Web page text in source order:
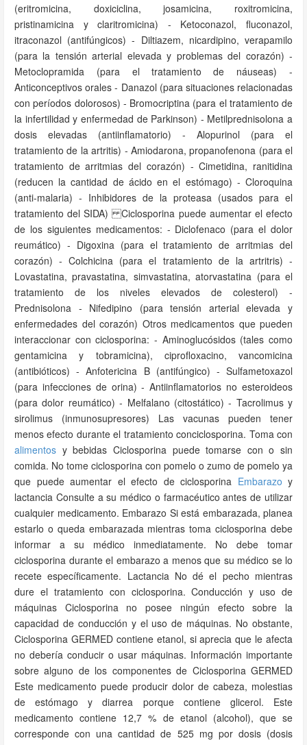
(eritromicina, doxiciclina, josamicina, roxitromicina,
pristinamicina y claritromicina) - Ketoconazol, fluconazol,
itraconazol (antifúngicos) - Diltiazem, nicardipino, verapamilo
(para la tensión arterial elevada y problemas del corazón) -
Metoclopramida (para el tratamiento de náuseas) -
Anticonceptivos orales - Danazol (para situaciones relacionadas
con períodos dolorosos) - Bromocriptina (para el tratamiento de
la infertilidad y enfermedad de Parkinson) - Metilprednisolona a
dosis elevadas (antiinflamatorio) - Alopurinol (para el
tratamiento de la artritis) - Amiodarona, propanofenona (para el
tratamiento de arritmias del corazón) - Cimetidina, ranitidina
(reducen la cantidad de ácido en el estómago) - Cloroquina
(anti-malaria) - Inhibidores de la proteasa (usados para el
tratamiento del SIDA) Ciclosporina puede aumentar el efecto
de los siguientes medicamentos: - Diclofenaco (para el dolor
reumático) - Digoxina (para el tratamiento de arritmias del
corazón) - Colchicina (para el tratamiento de la artritris) -
Lovastatina, pravastatina, simvastatina, atorvastatina (para el
tratamiento de los niveles elevados de colesterol) -
Prednisolona - Nifedipino (para tensión arterial elevada y
enfermedades del corazón) Otros medicamentos que pueden
interaccionar con ciclosporina: - Aminoglucósidos (tales como
gentamicina y tobramicina), ciprofloxacino, vancomicina
(antibióticos) - Anfotericina B (antifúngico) - Sulfametoxazol
(para infecciones de orina) - Antiinflamatorios no esteroideos
(para dolor reumático) - Melfalano (citostático) - Tacrolimus y
sirolimus (inmunosupresores) Las vacunas pueden tener
menos efecto durante el tratamiento conciclosporina. Toma con
alimentos y bebidas Ciclosporina puede tomarse con o sin
comida. No tome ciclosporina con pomelo o zumo de pomelo ya
que puede aumentar el efecto de ciclosporina Embarazo y
lactancia Consulte a su médico o farmacéutico antes de utilizar
cualquier medicamento. Embarazo Si está embarazada, planea
estarlo o queda embarazada mientras toma ciclosporina debe
informar a su médico inmediatamente. No debe tomar
ciclosporina durante el embarazo a menos que su médico se lo
recete específicamente. Lactancia No dé el pecho mientras
dure el tratamiento con ciclosporina. Conducción y uso de
máquinas Ciclosporina no posee ningún efecto sobre la
capacidad de conducción y el uso de máquinas. No obstante,
Ciclosporina GERMED contiene etanol, si aprecia que le afecta
no debería conducir o usar máquinas. Información importante
sobre alguno de los componentes de Ciclosporina GERMED
Este medicamento puede producir dolor de cabeza, molestias
de estómago y diarrea porque contiene glicerol. Este
medicamento contiene 12,7 % de etanol (alcohol), que se
corresponde con una cantidad de 525 mg por dosis (dosis